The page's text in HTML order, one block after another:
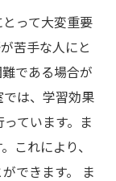
って大変重要
苦手な人にと
である場合が
では、学習効果
ています。ま
これにより、
できます。 ま